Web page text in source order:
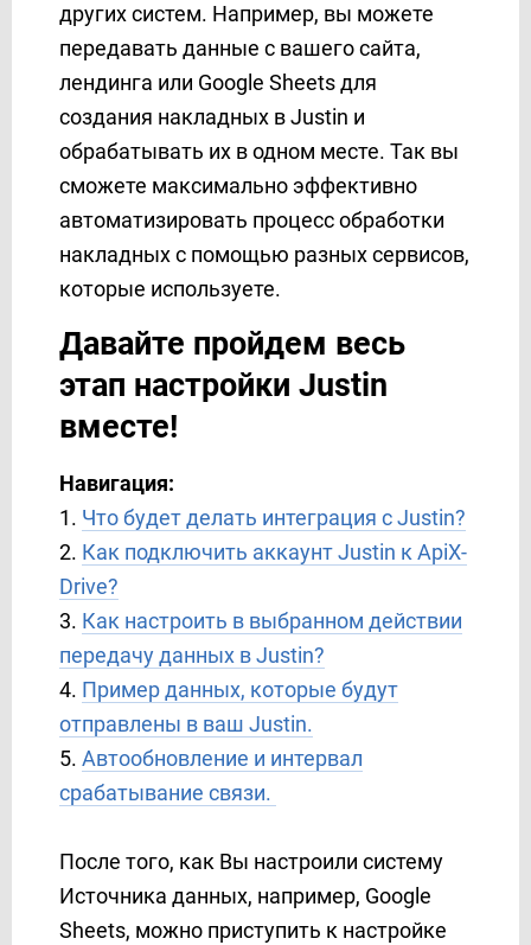
BulkGate
BulkSMS
Calendly
Clickatell
ClickSend
CM.com
Constant Contact
ConvesioConvert
Copper
Corezoid
Creatio
Crove
D7 Networks
D7 SMS
Discord
Dropbox
E-chat
Ecwid
других систем. Например, вы можете
передавать данные с вашего сайта,
лендинга или Google Sheets для
создания накладных в Justin и
обрабатывать их в одном месте. Так вы
сможете максимально эффективно
автоматизировать процесс обработки
накладных с помощью разных сервисов,
которые используете.
Давайте пройдем весь
этап настройки Justin
вместе!
Навигация:
1. Что будет делать интеграция с Justin?
2. Как подключить аккаунт Justin к ApiX-
Drive?
3. Как настроить в выбранном действии
передачу данных в Justin?
4. Пример данных, которые будут
отправлены в ваш Justin.
5. Автообновление и интервал
срабатывание связи.
После того, как Вы настроили систему
Источника данных, например, Google
Sheets, можно приступить к настройке